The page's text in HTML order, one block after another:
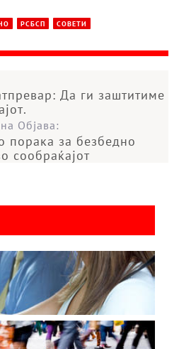
РСБСП СОВЕТИ
Да ги заштитиме
Објава:
порака за безбедно
сообраќајот